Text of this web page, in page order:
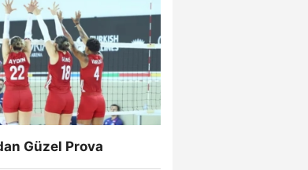
Güzel Prova